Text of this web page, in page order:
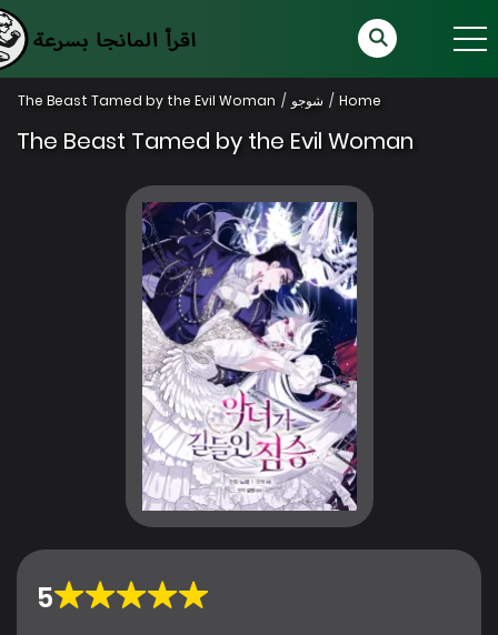
Home شوجو The Beast Tamed by the Evil Woman
The Beast Tamed by the Evil Woman
5